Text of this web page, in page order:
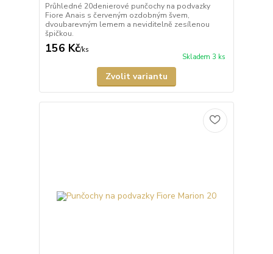
Průhledné 20denierové punčochy na podvazky
Fiore Anais s červeným ozdobným švem,
dvoubarevným lemem a neviditelně zesílenou
špičkou.
156 Kč/ks
Skladem 3 ks
Zvolit variantu